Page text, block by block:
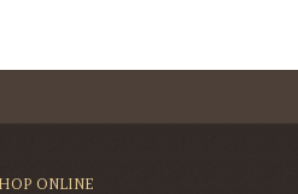
ONLINE